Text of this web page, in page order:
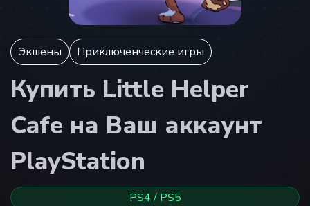
Экшены Приключенческие игры
Купить Little Helper
Cafe на Ваш аккаунт
PlayStation
PS4 / PS5